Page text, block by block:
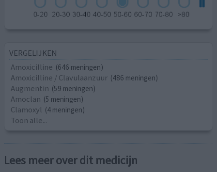
VERGELIJKEN
Amoxicilline (646 meningen)
Amoxicilline / Clavulaanzuur (486 meningen)
Augmentin (59 meningen)
Amoclan (5 meningen)
Clamoxyl (4 meningen)
Toon alle...
Lees meer over dit medicijn